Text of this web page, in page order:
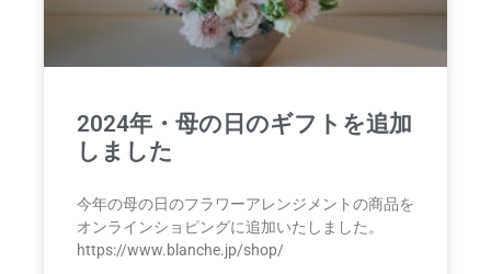
2024年・母の日のギフトを追加
しました
今年の母の日のフラワーアレンジメントの商品を
オンラインショピングに追加いたしました。
https://www.blanche.jp/shop/